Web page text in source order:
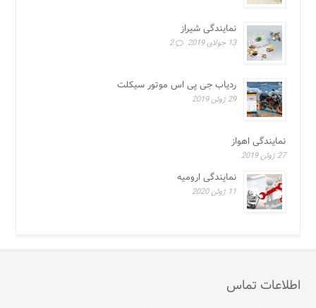
نمایندگی شیراز
13 جولای 2019 2
ردیاب جی پی اس موتور سیکلت
29 ژوئن 2019
نمایندگی اهواز
27 ژوئن 2019
نمایندگی ارومیه
11 ژوئن 2020
اطلاعات تماس